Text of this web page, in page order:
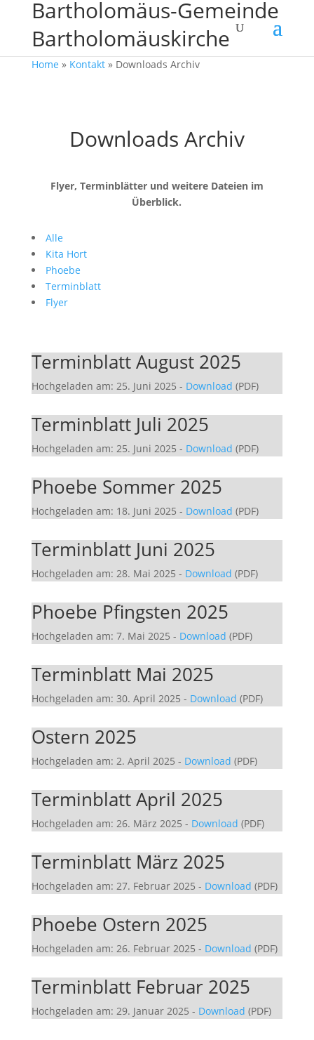
Bartholomäus-Gemeinde
Bartholomäuskirche
Home » Kontakt» Downloads Archiv
Downloads Archiv
Flyer, Terminblätter und weitere Dateien im
Überblick.
Alle
Kita Hort
Phoebe
Terminblatt
Flyer
Terminblatt August 2025
Hochgeladen am: 25. Juni 2025 - Download (PDF)
Terminblatt Juli 2025
Hochgeladen am: 25. Juni 2025 - Download (PDF)
Phoebe Sommer 2025
Hochgeladen am: 18. Juni 2025 - Download (PDF)
Terminblatt Juni 2025
Hochgeladen am: 28. Mai 2025 - Download (PDF)
Phoebe Pfingsten 2025
Hochgeladen am: 7. Mai 2025 - Download (PDF)
Terminblatt Mai 2025
Hochgeladen am: 30. April 2025 - Download (PDF)
Ostern 2025
Hochgeladen am: 2. April 2025 - Download (PDF)
Terminblatt April 2025
Hochgeladen am: 26. März 2025 - Download (PDF)
Terminblatt März 2025
Hochgeladen am: 27. Februar 2025 - Download (PDF)
Phoebe Ostern 2025
Hochgeladen am: 26. Februar 2025 - Download (PDF)
Terminblatt Februar 2025
Hochgeladen am: 29. Januar 2025 - Download (PDF)